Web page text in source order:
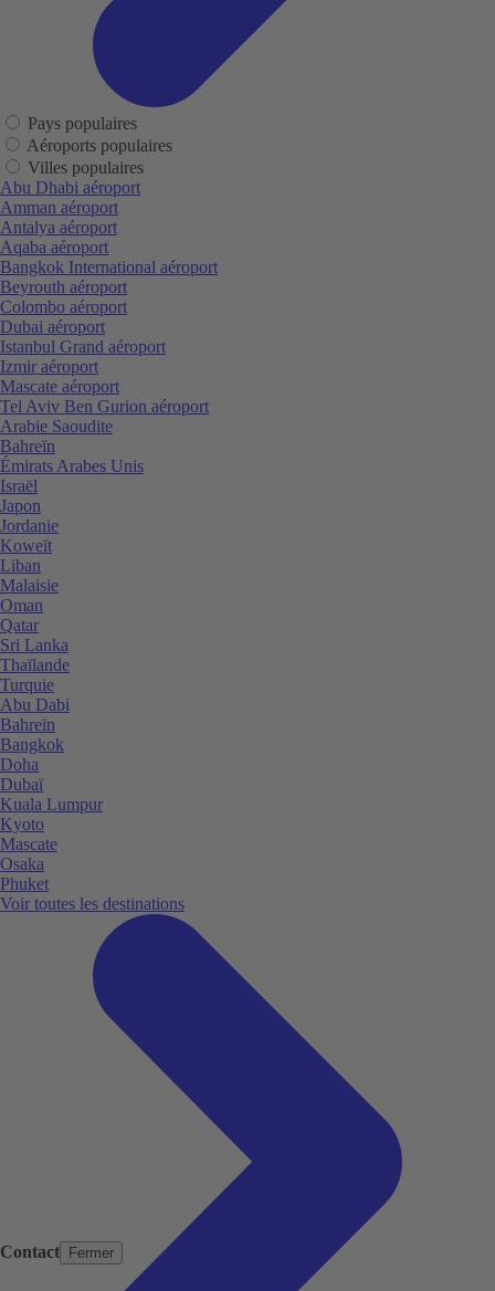
Contact Fermer
Pays populaires
Aéroports populaires
Villes populaires
Abu Dhabi aéroport
Amman aéroport
Antalya aéroport
Aqaba aéroport
Bangkok International aéroport
Beyrouth aéroport
Colombo aéroport
Dubai aéroport
Istanbul Grand aéroport
Izmir aéroport
Mascate aéroport
Tel Aviv Ben Gurion aéroport
Arabie Saoudite
Bahreïn
Émirats Arabes Unis
Israël
Japon
Jordanie
Koweït
Liban
Malaisie
Oman
Qatar
Sri Lanka
Thaïlande
Turquie
Abu Dabi
Bahreïn
Bangkok
Doha
Dubaï
Kuala Lumpur
Kyoto
Mascate
Osaka
Phuket
Voir toutes les destinations